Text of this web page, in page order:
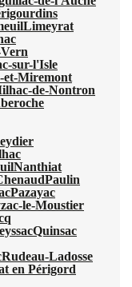
Limeyrat
sur-l'Isle
et-Miremont
de-Nontron
Nanthiat
Paulin
Pazayac
le-Moustier
Quinsac
Rudeau-Ladosse
en Périgord